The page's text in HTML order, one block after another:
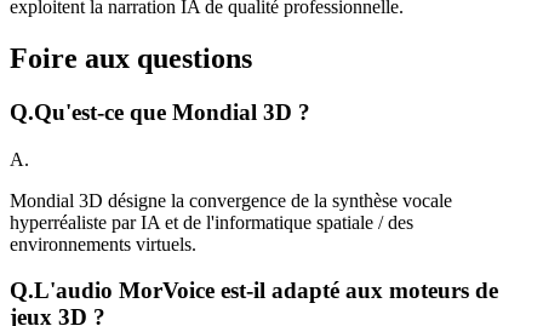
exploitent la narration IA de qualité professionnelle.
Foire aux questions
Q.Qu'est-ce que Mondial 3D ?
A.
Mondial 3D désigne la convergence de la synthèse vocale
hyperréaliste par IA et de l'informatique spatiale / des
environnements virtuels.
Q.L'audio MorVoice est-il adapté aux moteurs de
jeux 3D ?